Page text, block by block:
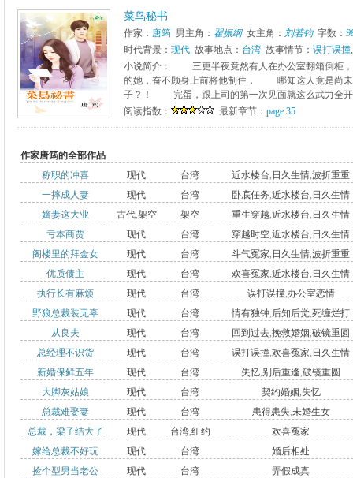
菜鸟秘书
作家： 唐筠 男主角： 翟振纲女主角： 刘若钧字数：
时代背景： 现代 故事地点： 台湾 故事情节： 误打误撞,
小说简介： 三更半夜竟然有人在办公室翻箱倒
的她，奋不顾身上前将他制住， 哪知这人竟是尚未
子？！ 完蛋，跟上司的第一次见面就这么武力全
阅读指数：
最新章节： page 35
作家唐筠的全部作品
称职的冲喜
现代 台湾 近水楼台, 日久生情,波折重重
一摔成人妻
现代 台湾 卧底任务,近水楼台, 日久生情
嫡妻这大业
古代,架空 架空 重生穿越,近水楼台, 日久生情
亏本商贾
现代 台湾 穿越时空,近水楼台, 日久生情
阁楼里的拜金女
现代 台湾 斗气冤家, 日久生情,波折重重
优质债主
现代 台湾 欢喜冤家,近水楼台, 日久生情
执行长有麻烦
现代 台湾 误打误撞,办公室恋情
野狼总裁装无辜
现代 台湾 情有独钟,后知后觉,死缠烂打
从良夫
现代 台湾 回到过去,挽救婚姻,破镜重圆
总经理不识货
现代 台湾 误打误撞,欢喜冤家, 日久生情
新婚保鲜五年
现代 台湾 失忆,别后重逢,破镜重圆
大脚灰姑娘
现代 台湾 契约婚姻,失忆
总裁难娶妻
现代 台湾 患得患失,未婚生女
总裁，梁子结大了
现代 台湾,纽约
欢喜冤家
嫁给总裁不好玩
现代 台湾
婚后相处
捡个型男当老公
现代 台湾
弄假成真